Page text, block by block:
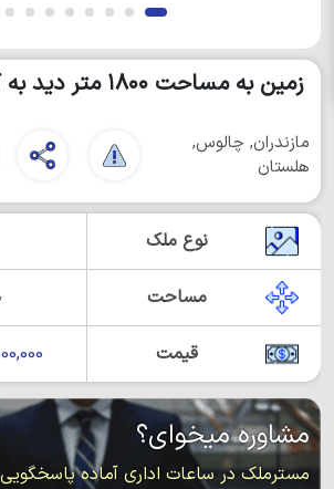
زمین به مساحت ۱۸۰۰ متر دید به کوه و جنگل
مازندران, چالوس,
هلستان
نوع ملک
مساحت
قیمت
مشاوره میخوای؟
مسترملک در ساعات اداری آماده پاسخگویی